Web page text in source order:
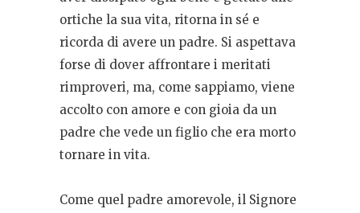
ortiche la sua vita, ritorna in sé e
ricorda di avere un padre. Si aspettava
forse di dover affrontare i meritati
rimproveri, ma, come sappiamo, viene
accolto con amore e con gioia da un
padre che vede un figlio che era morto
tornare in vita.
Come quel padre amorevole, il Signore